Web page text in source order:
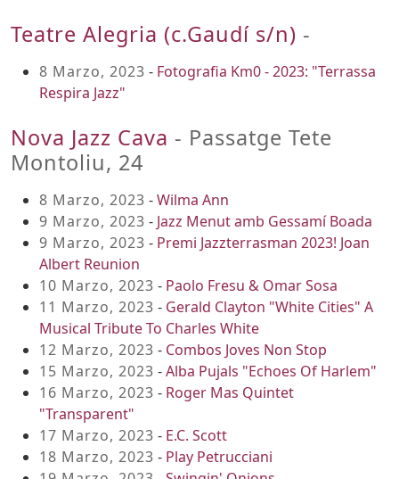
Teatre Alegria (c.Gaudí s/n) -
8 Marzo, 2023 - Fotografia Km0 - 2023: "Terrassa
Respira Jazz"
Nova Jazz Cava - Passatge Tete
Montoliu, 24
8 Marzo, 2023 -Wilma Ann
9 Marzo, 2023 - Jazz Menut amb Gessamí Boada
9 Marzo, 2023 - Premi Jazzterrasman 2023! Joan
Albert Reunion
10 Marzo, 2023 - Paolo Fresu & Omar Sosa
11 Marzo, 2023 - Gerald Clayton "White Cities" A
Musical Tribute To Charles White
12 Marzo, 2023 - Combos Joves Non Stop
15 Marzo, 2023 -Alba Pujals "Echoes Of Harlem"
16 Marzo, 2023 - Roger Mas Quintet
"Transparent"
17 Marzo, 2023 - E.C. Scott
18 Marzo, 2023 - Play Petrucciani